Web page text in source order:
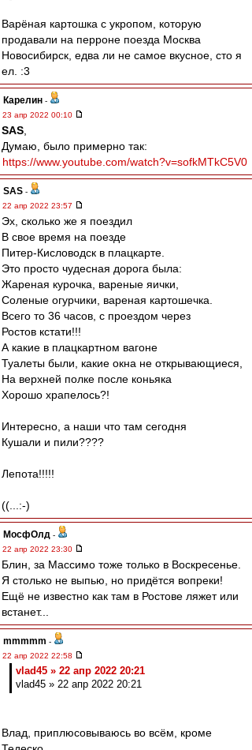
Варёная картошка с укропом, которую
продавали на перроне поезда Москва
Новосибирск, едва ли не самое вкусное, сто я
ел. :3
Карелин -
23 апр 2022 00:10
SAS
Думаю, было примерно так:
https://www.youtube.com/watch?v=sofkMTkC5V0
SAS -
22 апр 2022 23:57
Эх, сколько же я поездил
В свое время на поезде
Питер-Кисловодск в плацкарте.
Это просто чудесная дорога была:
Жареная курочка, вареные яички,
Соленые огурчики, вареная картошечка.
Всего то 36 часов, с проездом через
Ростов кстати!!!
А какие в плацкартном вагоне
Туалеты были, какие окна не открывающиеся,
На верхней полке после коньяка
Хорошо храпелось?!
Интересно, а наши что там сегодня
Кушали и пили????
Лепота!!!!!
((...:-)
МосфОлд -
22 апр 2022 23:30
Блин, за Массимо тоже только в Воскресенье.
Я столько не выпью, но придётся вопреки!
Ещё не известно как там в Ростове ляжет или
встанет...
mmmmm -
22 апр 2022 22:58
vlad45 » 22 апр 2022 20:21
vlad45 » 22 апр 2022 20:21
Влад, приплюсовываюсь во всём, кроме